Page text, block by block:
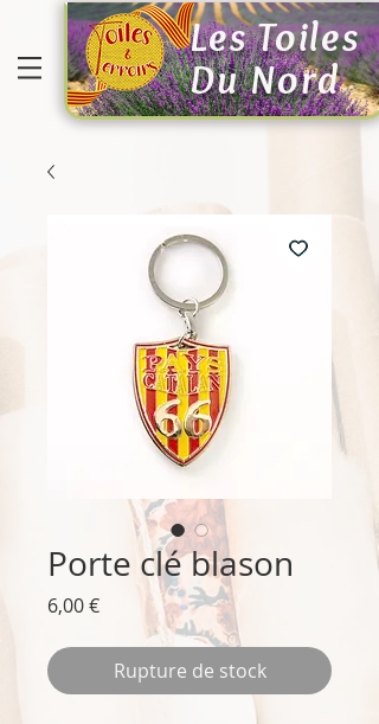
Les Toiles
Du Nord
Porte clé blason
6,00 €Prix
Rupture de stock